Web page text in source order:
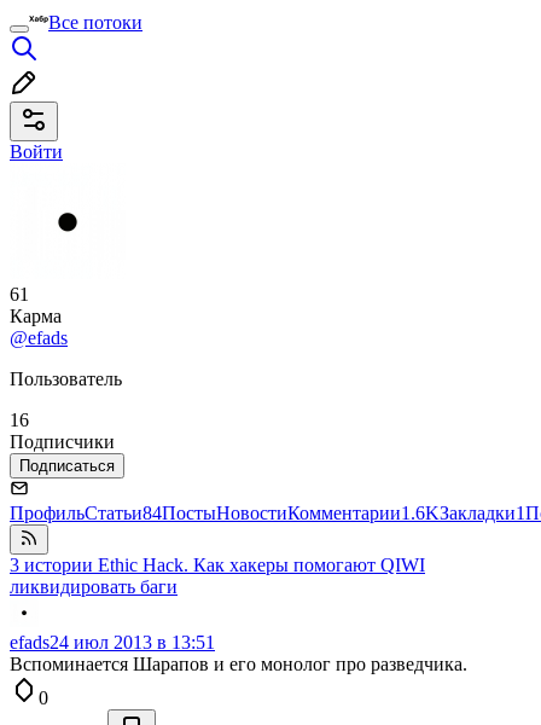
Все потоки
Войти
61
Карма
@efads
Пользователь
16
Подписчики
Подписаться
ПрофильСтатьи84ПостыНовостиКомментарии1.6KЗакладки1
3 истории Ethic Hack. Как хакеры помогают QIWI
ликвидировать баги
efads24 июл 2013 в 13:51
Вспоминается Шарапов и его монолог про разведчика.
0